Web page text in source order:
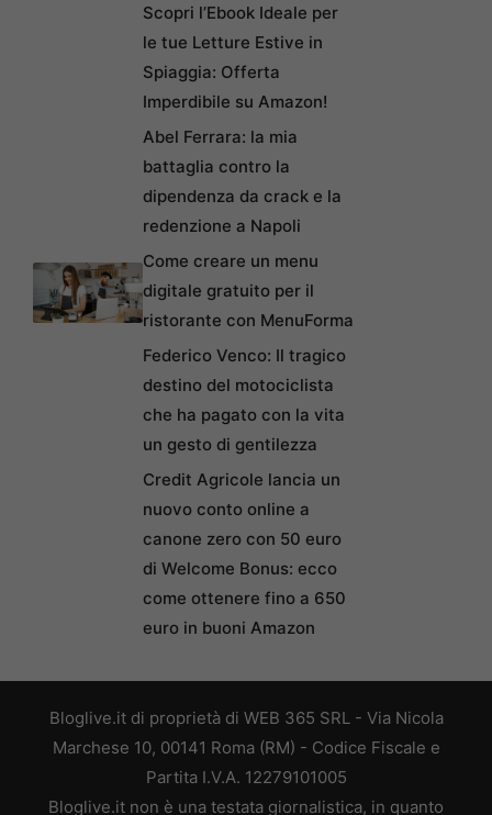
Scopri l’Ebook Ideale per
le tue Letture Estive in
Spiaggia: Offerta
Imperdibile su Amazon!
Abel Ferrara: la mia
battaglia contro la
dipendenza da crack e la
redenzione a Napoli
Come creare un menu
digitale gratuito per il
ristorante con MenuForma
Federico Venco: Il tragico
destino del motociclista
che ha pagato con la vita
un gesto di gentilezza
Credit Agricole lancia un
nuovo conto online a
canone zero con 50 euro
di Welcome Bonus: ecco
come ottenere fino a 650
euro in buoni Amazon
Bloglive.it di proprietà di WEB 365 SRL - Via Nicola
Marchese 10, 00141 Roma (RM) - Codice Fiscale e
Partita I.V.A. 12279101005
Bloglive.it non è una testata giornalistica, in quanto